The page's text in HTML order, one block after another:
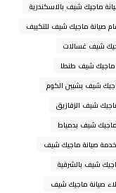
ماجيك شيف بالاسكندرية
صيانة ماجيك شيف للتكييف
شيف غسالات
ماجيك شيف طنطا
شيف بشبين الكوم
شيف الزقازيق
ماجيك شيف بدمياط
خدمة صيانة ماجيك شيف
شيف بالشرقية
صيانة ماجيك شيف